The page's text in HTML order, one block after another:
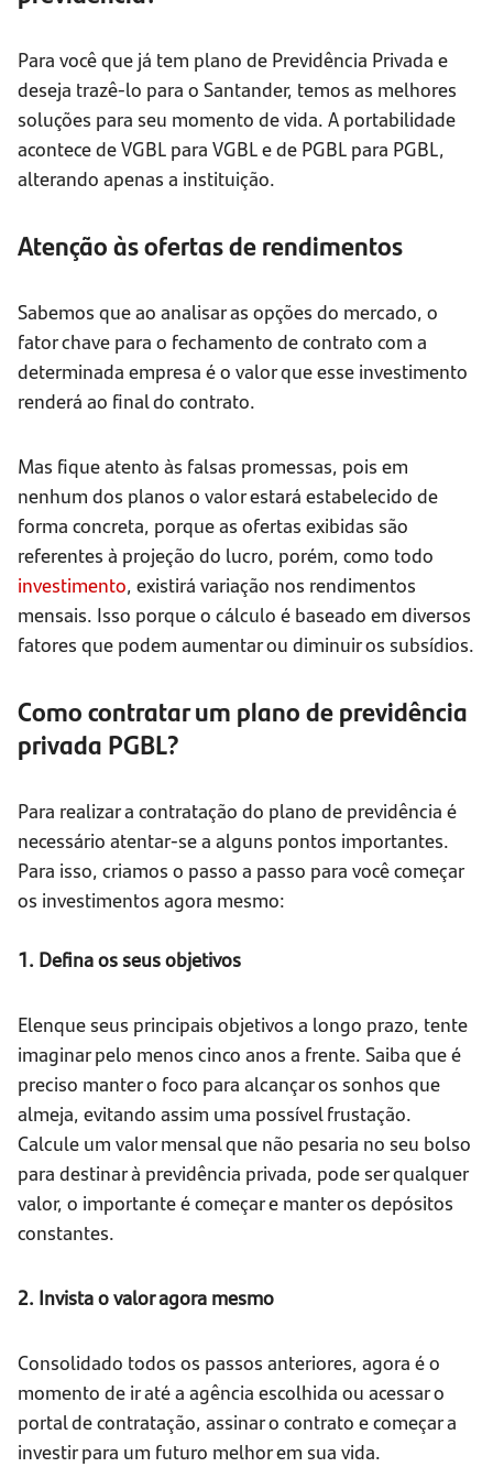
Para você que já tem plano de Previdência Privada e
deseja trazê-lo para o Santander, temos as melhores
soluções para seu momento de vida. A portabilidade
acontece de VGBL para VGBL e de PGBL para PGBL,
alterando apenas a instituição.
Atenção às ofertas de rendimentos
Sabemos que ao analisar as opções do mercado, o
fator chave para o fechamento de contrato com a
determinada empresa é o valor que esse investimento
renderá ao final do contrato.
Mas fique atento às falsas promessas, pois em
nenhum dos planos o valor estará estabelecido de
forma concreta, porque as ofertas exibidas são
referentes à projeção do lucro, porém, como todo
investimento, existirá variação nos rendimentos
mensais. Isso porque o cálculo é baseado em diversos
fatores que podem aumentar ou diminuir os subsídios.
Como contratar um plano de previdência
privada PGBL?
Para realizar a contratação do plano de previdência é
necessário atentar-se a alguns pontos importantes.
Para isso, criamos o passo a passo para você começar
os investimentos agora mesmo:
1. Defina os seus objetivos
Elenque seus principais objetivos a longo prazo, tente
imaginar pelo menos cinco anos a frente. Saiba que é
preciso manter o foco para alcançar os sonhos que
almeja, evitando assim uma possível frustação.
Calcule um valor mensal que não pesaria no seu bolso
para destinar à previdência privada, pode ser qualquer
valor, o importante é começar e manter os depósitos
constantes.
2. Invista o valor agora mesmo
Consolidado todos os passos anteriores, agora é o
momento de ir até a agência escolhida ou acessar o
portal de contratação, assinar o contrato e começar a
investir para um futuro melhor em sua vida.